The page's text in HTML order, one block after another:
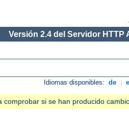
Versión 2.4 del Servidor HTTP
Idiomas disponibles: de
si se han producido